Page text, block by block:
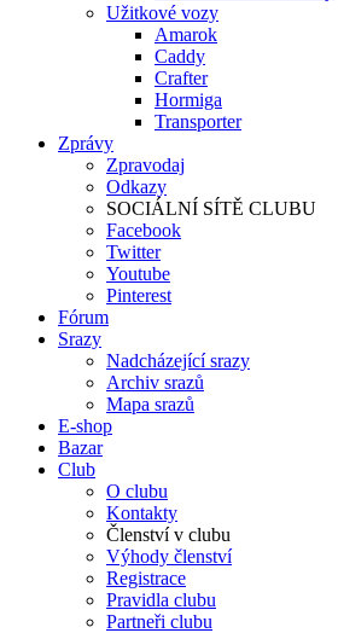
Užitkové vozy
Amarok
Caddy
Crafter
Hormiga
Transporter
Zprávy
Zpravodaj
Odkazy
SOCIÁLNÍ SÍTĚ CLUBU
Facebook
Twitter
Youtube
Pinterest
Fórum
Srazy
Nadcházející srazy
Archiv srazů
Mapa srazů
E-shop
Bazar
Club
O clubu
Kontakty
Členství v clubu
Výhody členství
Registrace
Pravidla clubu
Partneři clubu